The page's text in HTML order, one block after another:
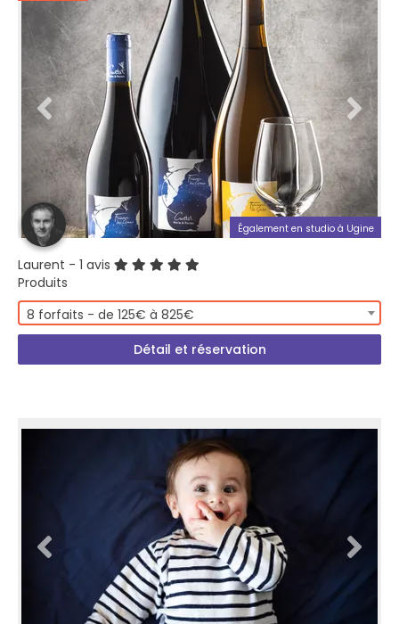
Également en studio à Ugine
Laurent - 1 avis
Produits
8 forfaits - de 125€ à 825€
Détail et réservation